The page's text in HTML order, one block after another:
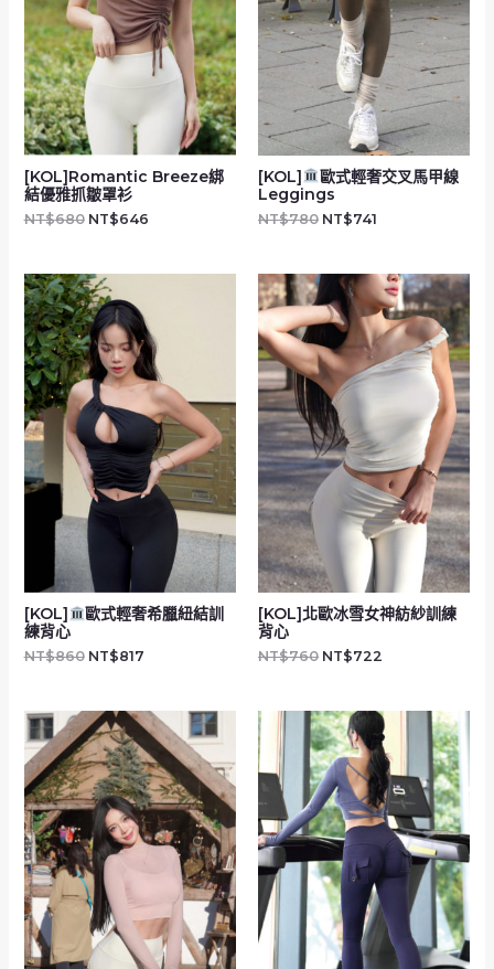
[KOL]Romantic Breeze綁
結優雅抓皺罩衫
NT$680 NT$646
[KOL]
歐式輕奢交叉馬甲線
Leggings
NT$780 NT$741
[KOL]
歐式輕奢希臘紐結訓
練背心
NT$860 NT$817
[KOL]北歐冰雪女神紡紗訓練
背心
NT$760 NT$722